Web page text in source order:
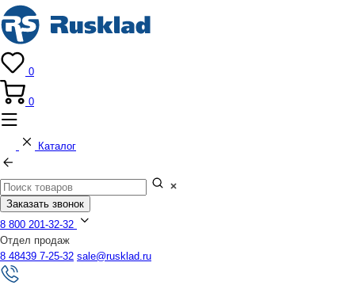
0
0
Каталог
Заказать звонок
8 800 201-32-32
Отдел продаж
8 48439 7-25-32 sale@rusklad.ru